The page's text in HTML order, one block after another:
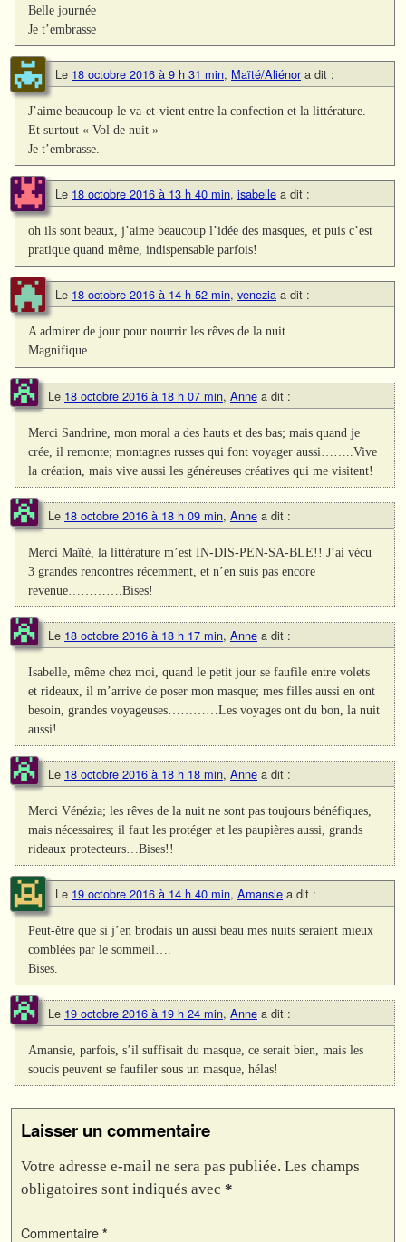
Belle journée
Je t’embrasse
Le 18 octobre 2016 à 9 h 31 min, Maïté/Aliénor a dit :
J’aime beaucoup le va-et-vient entre la confection et la littérature.
Et surtout « Vol de nuit »
Je t’embrasse.
Le 18 octobre 2016 à 13 h 40 min, isabelle a dit :
oh ils sont beaux, j’aime beaucoup l’idée des masques, et puis c’est
pratique quand même, indispensable parfois!
Le 18 octobre 2016 à 14 h 52 min, venezia a dit :
A admirer de jour pour nourrir les rêves de la nuit…
Magnifique
Le 18 octobre 2016 à 18 h 07 min, Anne a dit :
Merci Sandrine, mon moral a des hauts et des bas; mais quand je
crée, il remonte; montagnes russes qui font voyager aussi……..Vive
la création, mais vive aussi les généreuses créatives qui me visitent!
Le 18 octobre 2016 à 18 h 09 min, Anne a dit :
Merci Maïté, la littérature m’est IN-DIS-PEN-SA-BLE!! J’ai vécu
3 grandes rencontres récemment, et n’en suis pas encore
revenue………….Bises!
Le 18 octobre 2016 à 18 h 17 min, Anne a dit :
Isabelle, même chez moi, quand le petit jour se faufile entre volets
et rideaux, il m’arrive de poser mon masque; mes filles aussi en ont
besoin, grandes voyageuses…………Les voyages ont du bon, la nuit
aussi!
Le 18 octobre 2016 à 18 h 18 min, Anne a dit :
Merci Vénézia; les rêves de la nuit ne sont pas toujours bénéfiques,
mais nécessaires; il faut les protéger et les paupières aussi, grands
rideaux protecteurs…Bises!!
Le 19 octobre 2016 à 14 h 40 min, Amansie a dit :
Peut-être que si j’en brodais un aussi beau mes nuits seraient mieux
comblées par le sommeil….
Bises.
Le 19 octobre 2016 à 19 h 24 min, Anne a dit :
Amansie, parfois, s’il suffisait du masque, ce serait bien, mais les
soucis peuvent se faufiler sous un masque, hélas!
Laisser un commentaire
Votre adresse e-mail ne sera pas publiée. Les champs
obligatoires sont indiqués avec *
Commentaire *